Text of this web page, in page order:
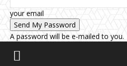
your email
A password will be e-mailed to you.